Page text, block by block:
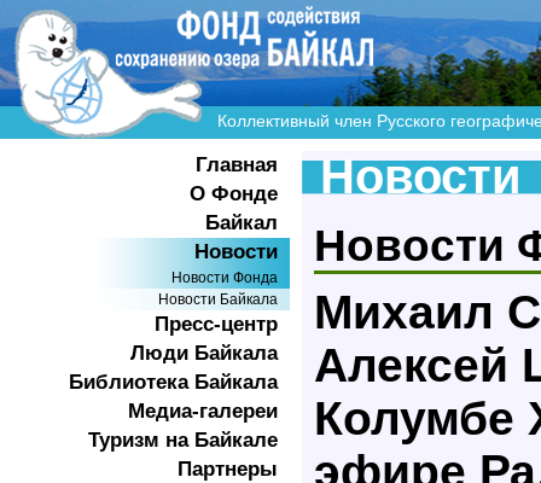
Коллективный член Русского
Главная
О Фонде
Байкал
Новости
Новости Фонда
Новости Байкала
Пресс-центр
Люди Байкала
Библиотека Байкала
Медиа-галереи
Туризм на Байкале
Партнеры
Новости
Новости
Михаил
Алексей
Колумбе
эфире